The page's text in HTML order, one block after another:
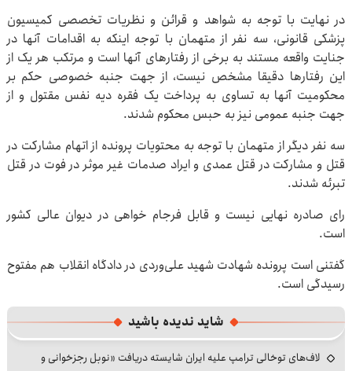
در نهایت با توجه به شواهد و قرائن و نظریات تخصصی کمیسیون
پزشکی قانونی، سه نفر از متهمان با توجه اینکه به اقدامات آنها در
جنایت واقعه مستند به برخی از رفتارهای آنها است و مرتکب هر یک از
این رفتارها دقیقا مشخص نیست، از جهت جنبه خصوصی حکم بر
محکومیت آنها به تساوی به پرداخت یک فقره دیه نفس مقتول و از
جهت جنبه عمومی نیز به حبس محکوم شدند.
سه نفر دیگر از متهمان با توجه به محتویات پرونده از اتهام مشارکت در
قتل و مشارکت در قتل عمدی و ایراد صدمات غیر موثر در فوت در قتل
تبرئه شدند.
رای صادره نهایی نیست و قابل فرجام خواهی در دیوان عالی کشور
است.
گفتنی است پرونده شهادت شهید علی‌وردی در دادگاه انقلاب هم مفتوح
رسیدگی است.
شاید ندیده باشید
لاف‌های توخالی ترامپ علیه ایران شایسته دریافت «نوبل رجزخوانی و